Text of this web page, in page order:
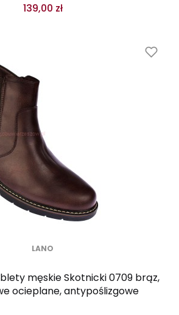
139,00 zł
LANO
męskie Skotnicki 0709 brąz,
ocieplane, antypoślizgowe